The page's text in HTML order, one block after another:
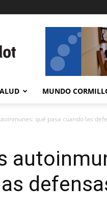
MUNDO
qué pasa cuando las